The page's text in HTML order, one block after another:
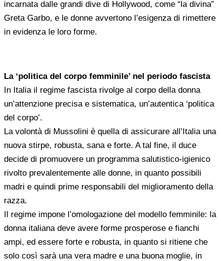
incarnata dalle grandi dive di Hollywood, come “la divina”
Greta Garbo, e le donne avvertono l’esigenza di rimettere
in evidenza le loro forme.
La ‘politica del corpo femminile’ nel periodo fascista
In Italia il regime fascista rivolge al corpo della donna
un’attenzione precisa e sistematica, un’autentica ‘politica
del corpo’.
La volontà di Mussolini è quella di assicurare all’Italia una
nuova stirpe, robusta, sana e forte. A tal fine, il duce
decide di promuovere un programma salutistico-igienico
rivolto prevalentemente alle donne, in quanto possibili
madri e quindi prime responsabili del miglioramento della
razza.
Il regime impone l’omologazione del modello femminile: la
donna italiana deve avere forme prosperose e fianchi
ampi, ed essere forte e robusta, in quanto si ritiene che
solo così sarà una vera madre e una buona moglie, in